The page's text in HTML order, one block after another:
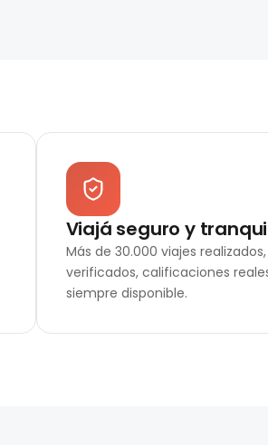
Viajá seguro y
Más de 30.000 viajes
verificados, calificaciones
siempre disponible.